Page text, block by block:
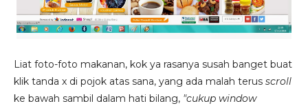
Liat foto-foto makanan, kok ya rasanya susah banget buat
klik tanda x di pojok atas sana, yang ada malah terus scroll
ke bawah sambil dalam hati bilang, "cukup window